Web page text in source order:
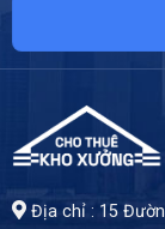
Địa chỉ : 15